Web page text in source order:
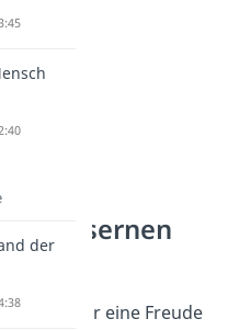
zur eisernen
eine Freude
der